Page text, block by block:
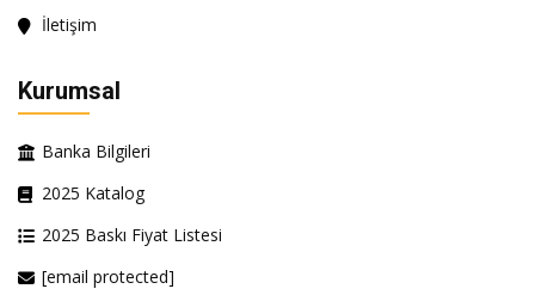
İletişim
Kurumsal
Banka Bilgileri
2025 Katalog
2025 Baskı Fiyat Listesi
[email protected]